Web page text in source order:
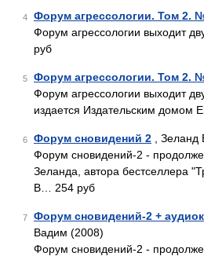
4 Форум агрессологии. Том 2.
Форум агрессологии выходит
руб
5 Форум агрессологии. Том 2.
Форум агрессологии выходит
издается Издательским домом
6 Форум сновидений 2 , Зеланд
Форум сновидений-2 -
Зеланда, автора бестселлера
В… 254 руб
7 Форум сновидений-2 +
Вадим (2008)
Форум сновидений-2 -